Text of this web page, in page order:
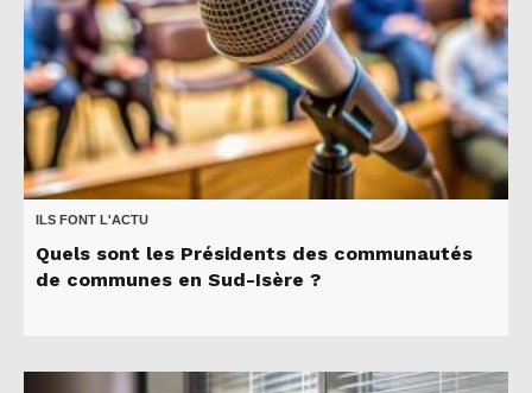
ILS FONT L'ACTU
Quels sont les Présidents des communautés
de communes en Sud-Isère ?